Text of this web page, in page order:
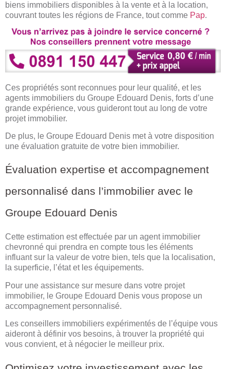
biens immobiliers disponibles à la vente et à la location,
couvrant toutes les régions de France, tout comme Pap.
Ces propriétés sont reconnues pour leur qualité, et les
agents immobiliers du Groupe Edouard Denis, forts d’une
grande expérience, vous guideront tout au long de votre
projet immobilier.
De plus, le Groupe Edouard Denis met à votre disposition
une évaluation gratuite de votre bien immobilier.
Évaluation expertise et accompagnement
personnalisé dans l’immobilier avec le
Groupe Edouard Denis
Cette estimation est effectuée par un agent immobilier
chevronné qui prendra en compte tous les éléments
influant sur la valeur de votre bien, tels que la localisation,
la superficie, l’état et les équipements.
Pour une assistance sur mesure dans votre projet
immobilier, le Groupe Edouard Denis vous propose un
accompagnement personnalisé.
Les conseillers immobiliers expérimentés de l’équipe vous
aideront à définir vos besoins, à trouver la propriété qui
vous convient, et à négocier le meilleur prix.